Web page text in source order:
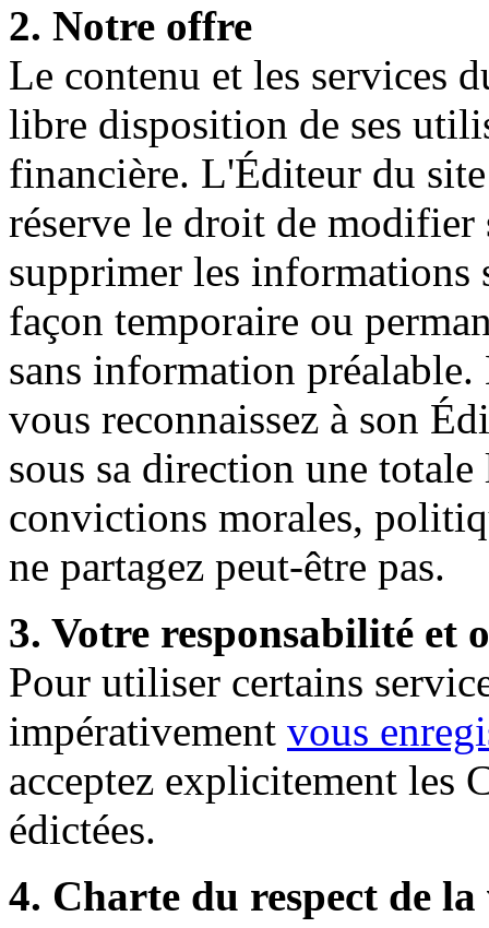
2. Notre offre
Le contenu et les services
libre disposition de ses
financière. L'Éditeur du
réserve le droit de modifier
supprimer les informations
façon temporaire ou
sans information préalable.
vous reconnaissez à son
sous sa direction une
convictions morales,
ne partagez peut-être pas.
3. Votre responsabilité et
Pour utiliser certains
impérativement vous
acceptez explicitement
édictées.
4. Charte du respect de